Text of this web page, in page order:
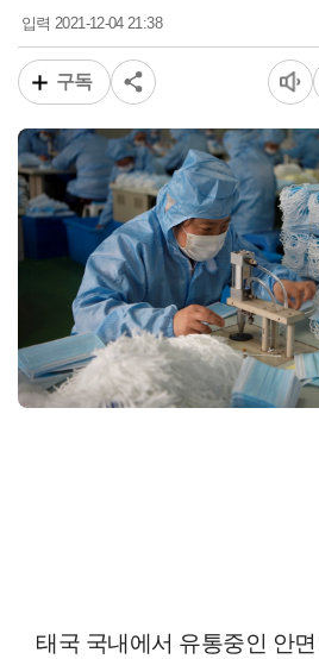
입력2021-12-04 21:38
구독
태국 국내에서 유통중인 안